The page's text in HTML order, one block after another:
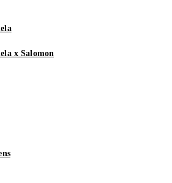
x Salomon